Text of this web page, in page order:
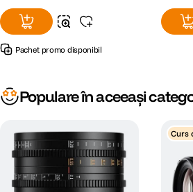
Pachet promo disponibil
Populare în aceeași
Curs